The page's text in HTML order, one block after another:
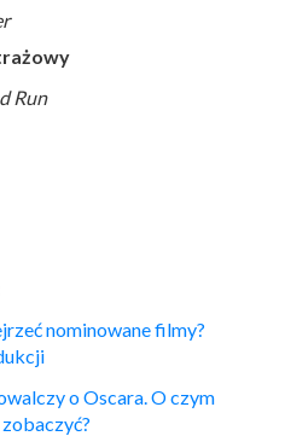
Run
nominowane filmy?
o Oscara. O czym